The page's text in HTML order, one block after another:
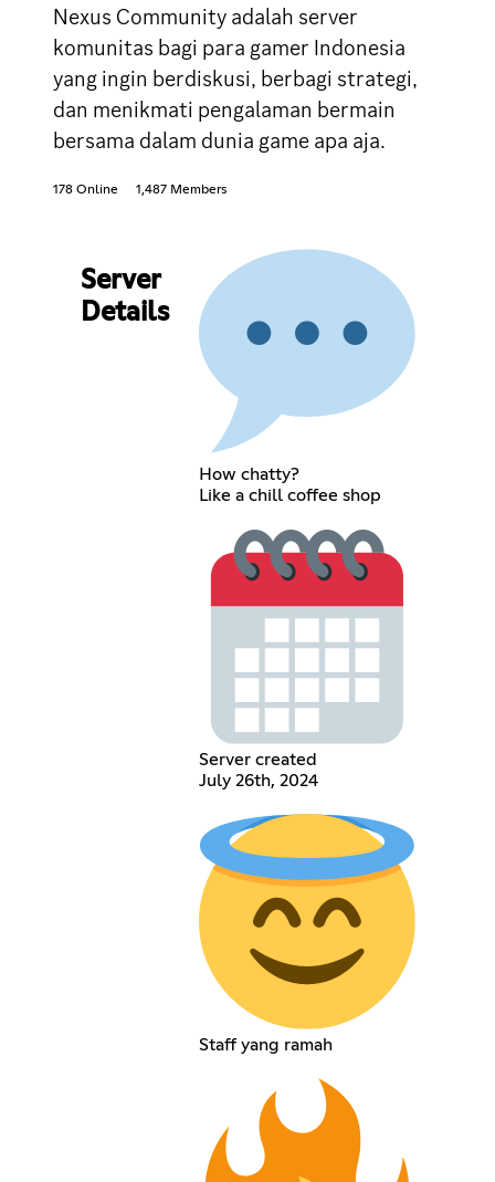
Nexus Community adalah server
komunitas bagi para gamer Indonesia
yang ingin berdiskusi, berbagi strategi,
dan menikmati pengalaman bermain
bersama dalam dunia game apa aja.
178 Online 1,487 Members
Server
Details
How chatty?
Like a chill coffee shop
Server created
July 26th, 2024
Staff yang ramah